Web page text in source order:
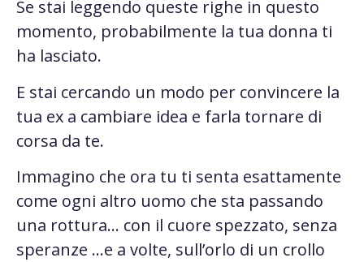
Se stai leggendo queste righe in questo
momento, probabilmente la tua donna ti
ha lasciato.
E stai cercando un modo per convincere la
tua ex a cambiare idea e farla tornare di
corsa da te.
Immagino che ora tu ti senta esattamente
come ogni altro uomo che sta passando
una rottura… con il cuore spezzato, senza
speranze …e a volte, sull’orlo di un crollo